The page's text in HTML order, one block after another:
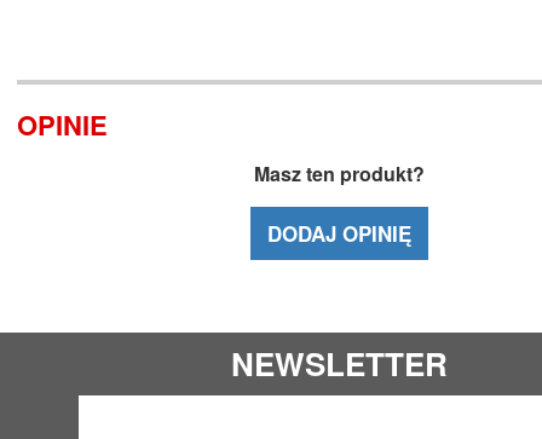
OPINIE
Masz ten produkt?
DODAJ OPINIĘ
NEWSLETTER